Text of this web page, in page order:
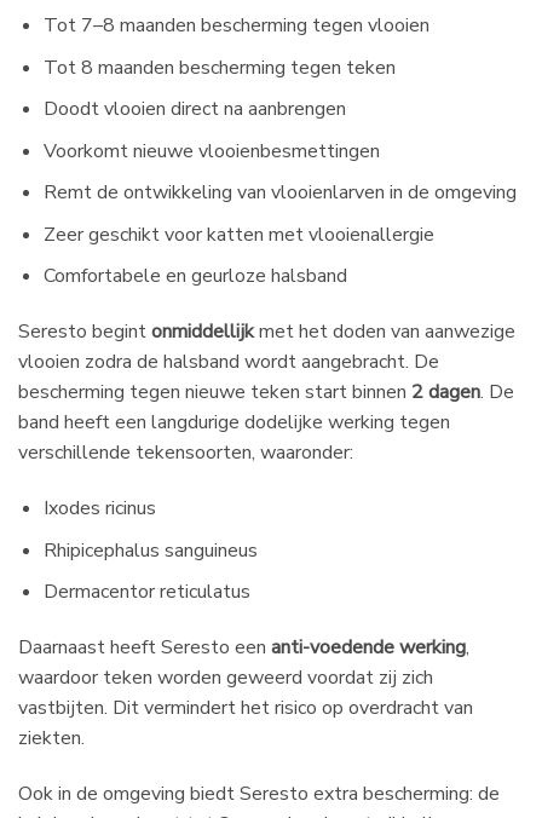
Tot 7–8 maanden bescherming tegen vlooien
Tot 8 maanden bescherming tegen teken
Doodt vlooien direct na aanbrengen
Voorkomt nieuwe vlooienbesmettingen
Remt de ontwikkeling van vlooienlarven in de omgeving
Zeer geschikt voor katten met vlooienallergie
Comfortabele en geurloze halsband
Seresto begintonmiddellijkmet het doden van aanwezige
vlooien zodra de halsband wordt aangebracht. De
bescherming tegen nieuwe teken start binnen 2 dagen. De
band heeft een langdurige dodelijke werking tegen
verschillende tekensoorten, waaronder:
Ixodes ricinus
Rhipicephalus sanguineus
Dermacentor reticulatus
Daarnaast heeft Seresto een anti-voedende werking,
waardoor teken worden geweerd voordat zij zich
vastbijten. Dit vermindert het risico op overdracht van
ziekten.
Ook in de omgeving biedt Seresto extra bescherming: de